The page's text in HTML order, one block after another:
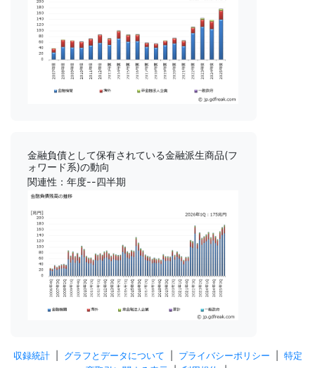
金融負債として保有されている金融派生商品(フ
ォワード系)の動向
関連性：年度--四半期
収録統計| グラフとデータについて プライバシーポリシー
特定